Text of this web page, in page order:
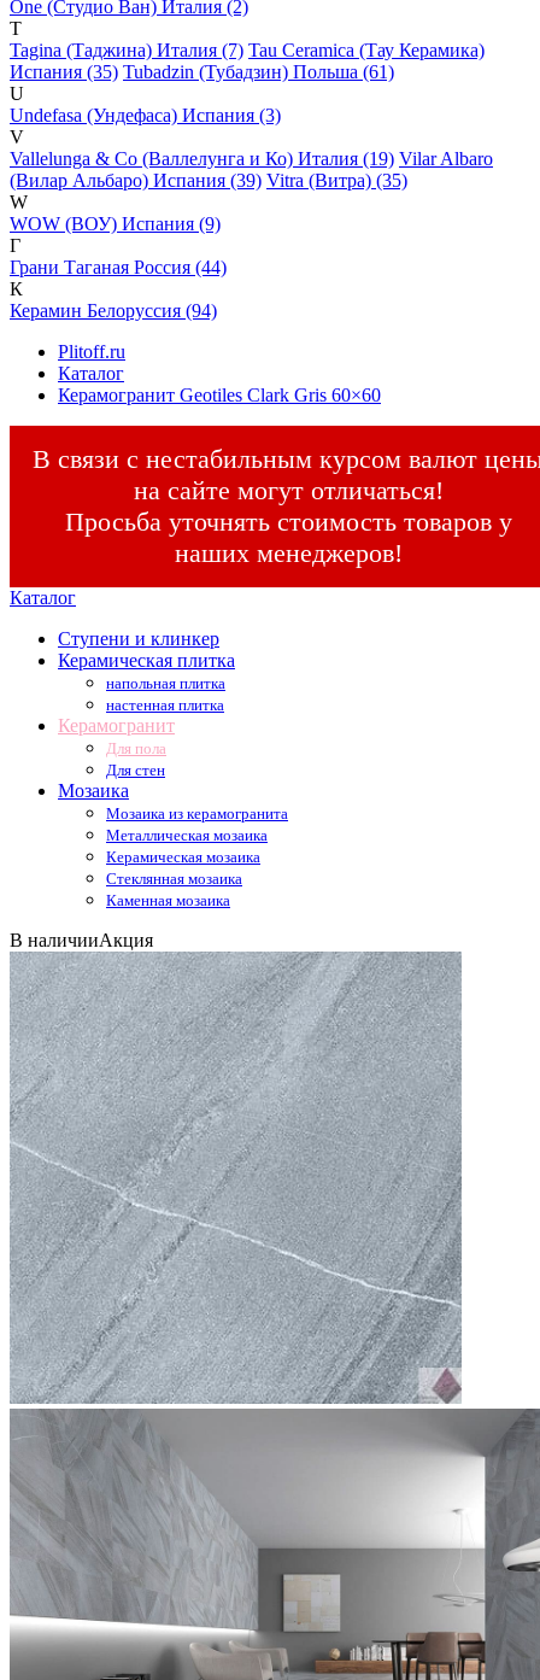
One (Студио Ван) Италия (2)
T
Tagina (Таджина) Италия (7) Tau Ceramica (Тау Керамика)
Испания (35) Tubadzin (Тубадзин) Польша (61)
U
Undefasa (Ундефаса) Испания (3)
V
Vallelunga & Co (Валлелунга и Ко) Италия (19) Vilar Albaro
(Вилар Альбаро) Испания (39) Vitra (Витра) (35)
W
WOW (ВОУ) Испания (9)
Г
Грани Таганая Россия (44)
К
Керамин Белоруссия (94)
Plitoff.ru
Каталог
Керамогранит Geotiles Clark Gris 60×60
В связи с нестабильным курсом валют
на сайте могут отличаться!
Просьба уточнять стоимость товаров у
наших менеджеров!
Каталог
Ступени и клинкер
Керамическая плитка
напольная плитка
настенная плитка
Керамогранит
Для пола
Для стен
Мозаика
Мозаика из керамогранита
Металлическая мозаика
Керамическая мозаика
Стеклянная мозаика
Каменная мозаика
В наличииАкция